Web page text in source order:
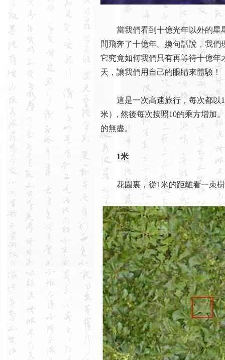
當我們看到十億光年以外的星
間飛奔了十億年。換句話說，我
它究竟如何我們只有再等待十億
天，讓我們用自己的眼睛來體驗！
這是一次高速旅行，每次都以
米）, 然後每次按照10的乘方增加
的無盡。
1米
花園裏，從1米的距離看一束樹